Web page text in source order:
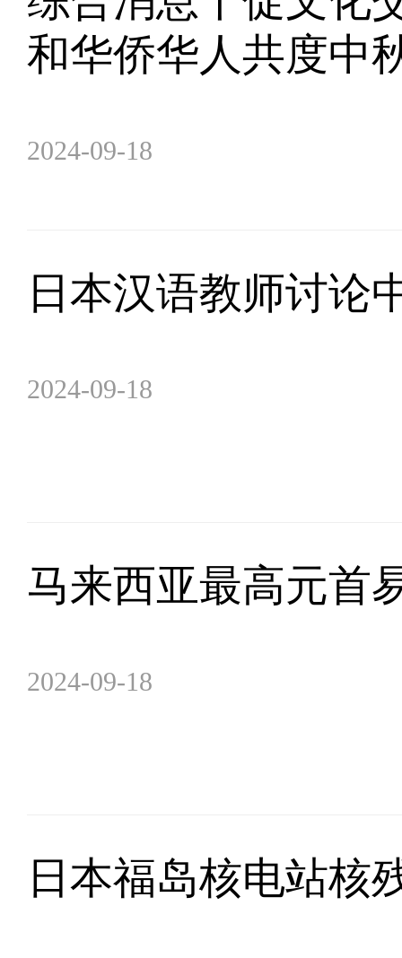
和华侨华人共度中
2024-09-18
日本汉语教师讨论
2024-09-18
马来西亚最高元首
2024-09-18
日本福岛核电站核